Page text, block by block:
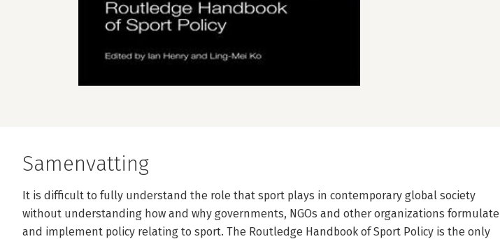
Samenvatting
It is difficult to fully understand the role that sport plays in contemporary global society
without understanding how and why governments, NGOs and other organizations formulate
and implement policy relating to sport. The Routledge Handbook of Sport Policy is the only